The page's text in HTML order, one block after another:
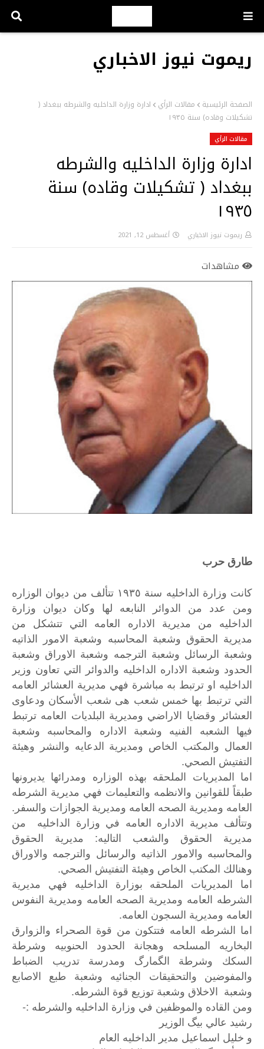
ريموت نيوز الاخباري
الصفحة الرئيسية مقالات الرأي
ادارة وزارة الداخليه والشرطه ببغداد (
تشكيلات وقاده) سنة ١٩٣٥
مقالات الرأي
ادارة وزارة الداخليه والشرطه
ببغداد ( تشكيلات وقاده) سنة
١٩٣٥
ريموت نيوز الاخباري أغسطس 12, 2021
مشاهدات
طارق حرب
كانت وزارة الداخليه سنة ١٩٣٥ تتألف من ديوان الوزاره
ومن عدد من الدوائر النابعه لها وكان ديوان وزارة
الداخليه من مديرية الاداره العامه التي تتشكل من
مديرية الحقوق وشعبة المحاسبه وشعبة الامور الذاتيه
وشعبة الرسائل وشعبة الترجمه وشعبة الاوراق وشعبة
الحدود وشعبة الاداره الداخليه والدوائر التي تعاون وزير
الداخليه او ترتبط به مباشرة فهي مديرية العشائر العامه
التي ترتبط بها خمس شعب هى شعب الأسكان ودعاوى
العشائر وقضايا الاراضي ومديرية البلديات العامه ترتبط
فيها الشعبه الفنيه وشعبة الاداره والمحاسبه وشعبة
العمال والمكتب الخاص ومديرية الدعايه والنشر وهيئة
التفتيش الصحي.
اما المديريات الملحقه بهذه الوزاره ومدرائها يديرونها
طبقاً للقوانين والانظمه والتعليمات فهي مديرية الشرطه
العامه ومديرية الصحه العامه ومديرية الجوازات والسفر.
وتتألف مديرية الاداره العامه في وزارة الداخليه من
مديرية الحقوق والشعب التاليه: مديرية الحقوق
والمحاسبه والامور الذاتيه والرسائل والترجمه والاوراق
وهنالك المكتب الخاص وهيئة التفتيش الصحي.
اما المديريات الملحقه بوزارة الداخليه فهي مديرية
الشرطه العامه ومديرية الصحه العامه ومديرية النفوس
العامه ومديرية السجون العامه.
اما الشرطه العامه فتتكون من قوة الصحراء والزوارق
البخاريه المسلحه وهجانة الحدود الحنوبيه وشرطة
السكك وشرطة الگمارگ ومدرسة تدريب الضباط
والمفوضين والتحقيقات الجنائيه وشعبة طبع الاصابع
وشعبة الاخلاق وشعبة توزيع قوة الشرطه.
ومن القاده والموظفين في وزارة الداخليه والشرطه :-
رشيد عالي بيگ الوزير
و خليل اسماعيل مدير الداخليه العام